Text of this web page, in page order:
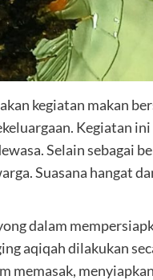
kegiatan makan
Kegiatan
Selain sebagai
Suasana hangat
dalam
aqiqah dilakukan
memasak,